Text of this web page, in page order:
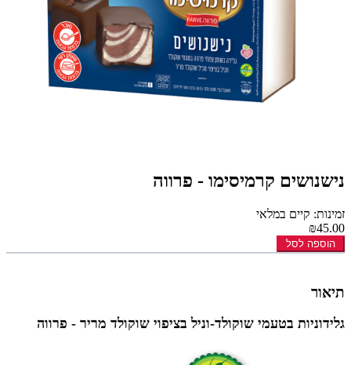
נישנושים קרמיסימו - פרווה
זמינות: קיים במלאי
₪45.00
הוספה לסל
תיאור
גלידוניות בטעמי שוקולד-וניל בציפוי שוקולד מריר - פרווה